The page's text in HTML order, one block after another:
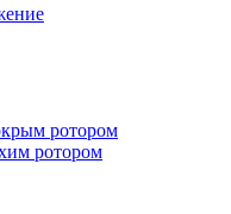
ротором
ротором